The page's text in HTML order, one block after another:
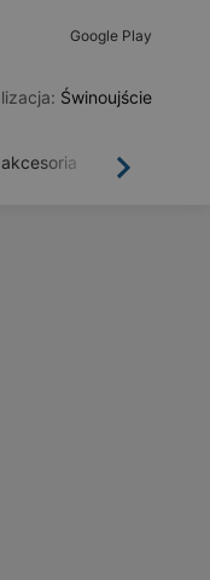
Google Play
Świnoujście
Dalej